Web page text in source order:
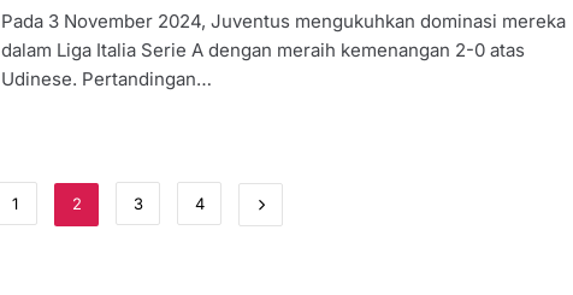
Pada 3 November 2024, Juventus mengukuhkan dominasi mereka
dalam Liga Italia Serie A dengan meraih kemenangan 2-0 atas
Udinese. Pertandingan…
1 2 3 4